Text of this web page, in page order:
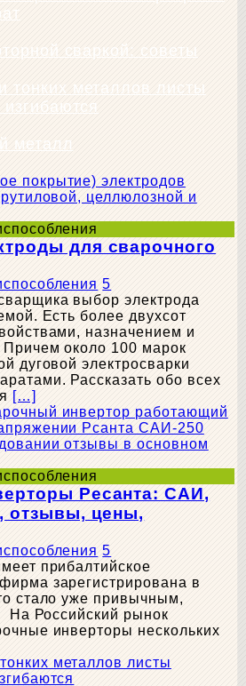
сваркой: советы
металл
для сварочного
5
выбор электрода
Есть более двухсот
назначением и
Причем около 100 марок
дуговой электросварки
Рассказать обо всех
[…]
Ресанта: САИ,
цены,
5
прибалтийское
зарегистрирована в
стало уже привычным,
На Российский рынок
инверторы нескольких